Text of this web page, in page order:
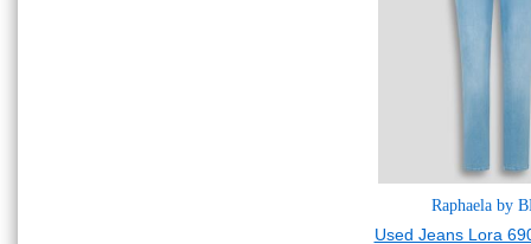
Raphaela by
Used Jeans Lora